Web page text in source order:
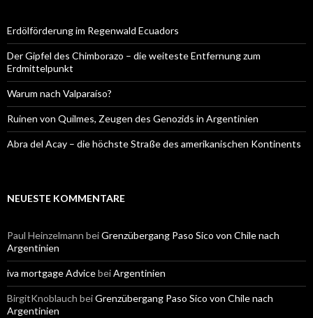
Erdölförderung im Regenwald Ecuadors
Der Gipfel des Chimborazo – die weiteste Entfernung zum
Erdmittelpunkt
Warum nach Valparaíso?
Ruinen von Quilmes, Zeugen des Genozids in Argentinien
Abra del Acay – die höchste Straße des amerikanischen Kontinents
NEUESTE KOMMENTARE
Paul Heinzelmann beiGrenzübergang Paso Sico von Chile nach
Argentinien
iva mortgage AdvicebeiArgentinien
BirgitKnoblauch beiGrenzübergang Paso Sico von Chile nach
Argentinien